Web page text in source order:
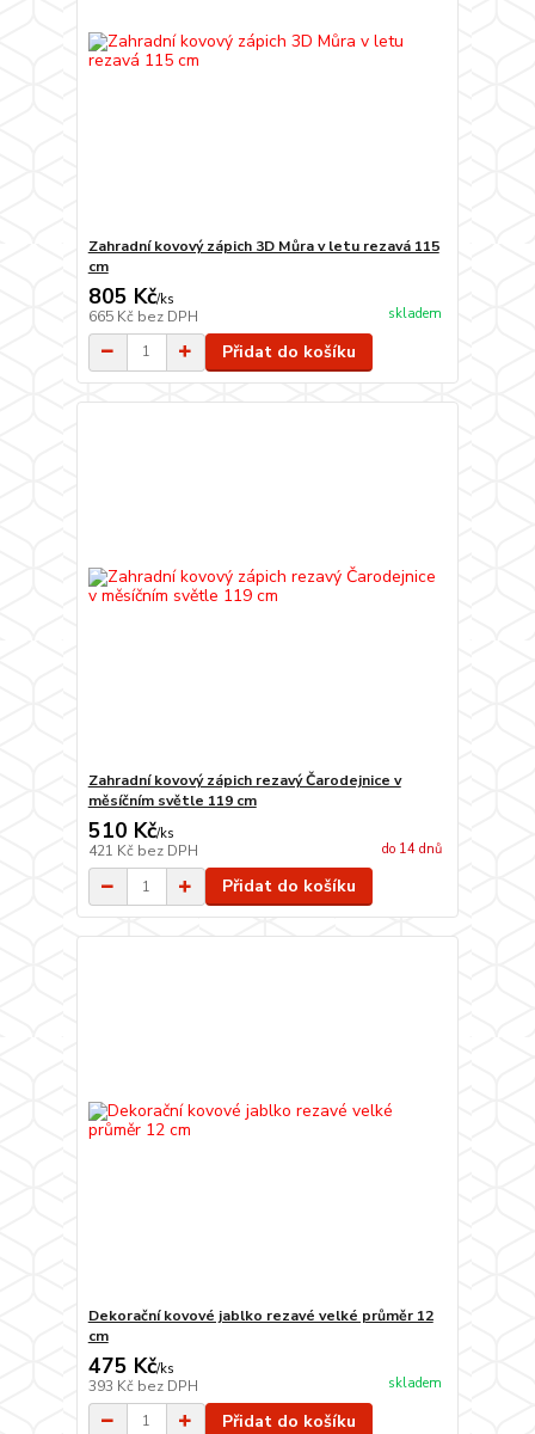
Zahradní kovový zápich 3D Můra v letu rezavá 115
cm
805 Kč/ks
665 Kč bez DPH skladem
Přidat do košíku
Zahradní kovový zápich rezavý Čarodejnice v
měsíčním světle 119 cm
510 Kč/ks
421 Kč bez DPH do 14 dnů
Přidat do košíku
Dekorační kovové jablko rezavé velké průměr 12
cm
475 Kč/ks
393 Kč bez DPH skladem
Přidat do košíku